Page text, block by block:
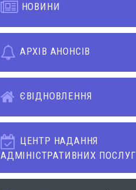
НОВИНИ
АРХІВ АНОНСІВ
ЄВІДНОВЛЕННЯ
ЦЕНТР НАДАННЯ
АДМІНІСТРАТИВНИХ ПОСЛУГ